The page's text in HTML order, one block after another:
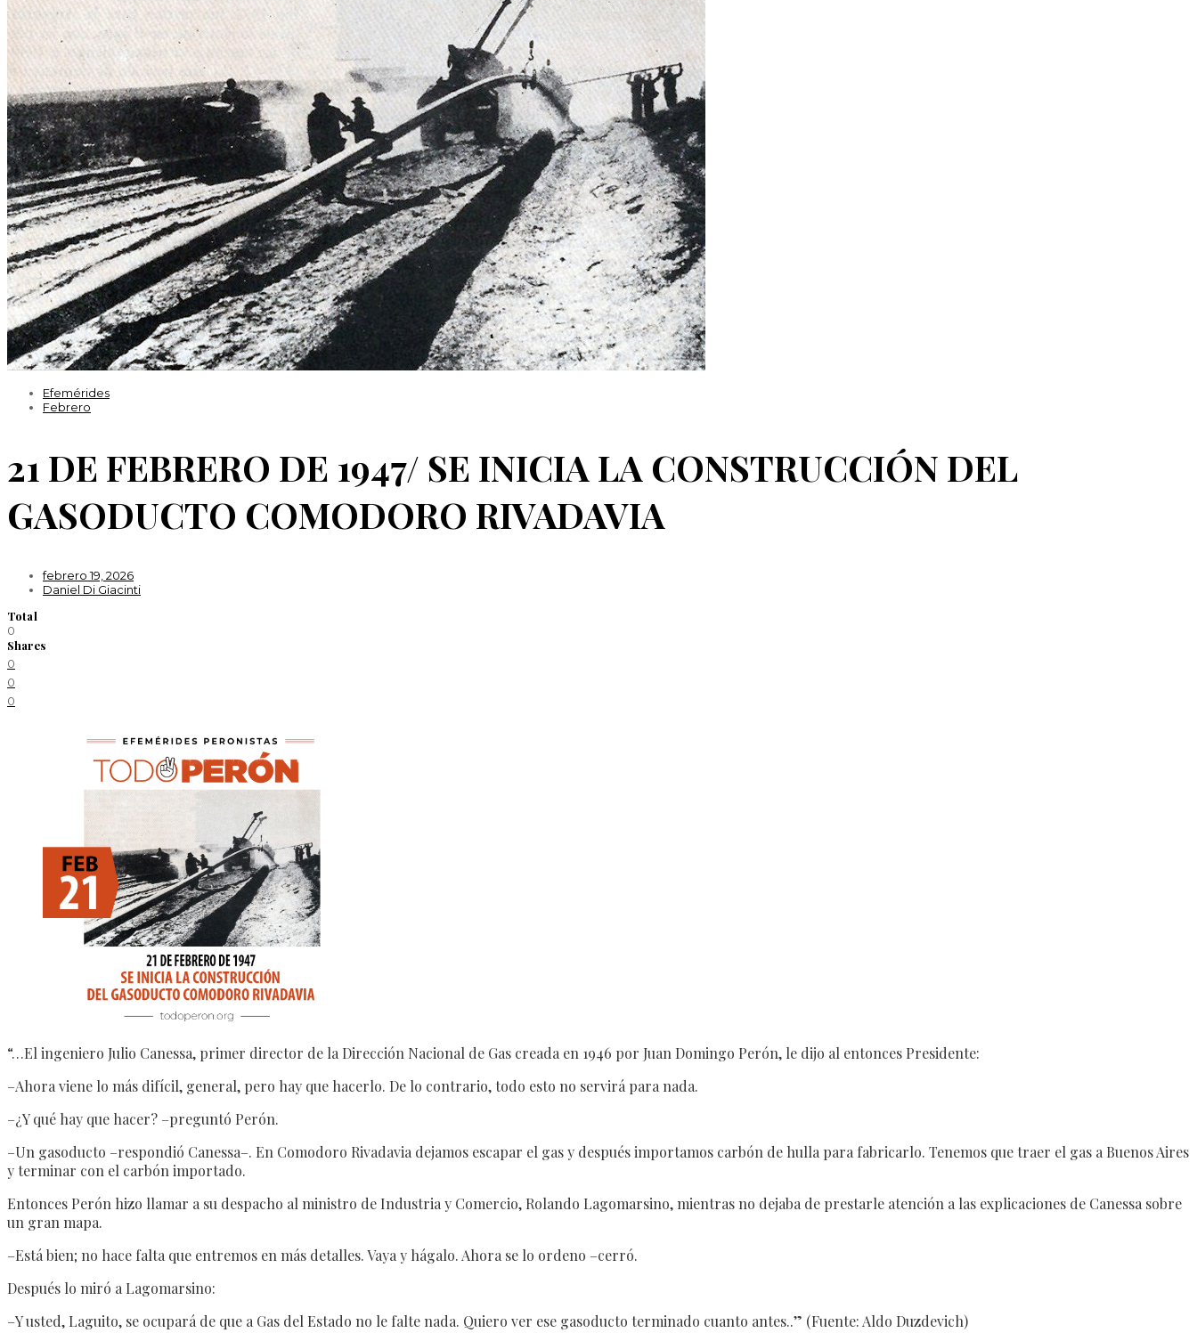
Efemérides
Febrero
21 DE FEBRERO DE 1947/ SE INICIA LA CONSTRUCCIÓN DEL
GASODUCTO COMODORO RIVADAVIA
febrero 19, 2026
Daniel Di Giacinti
Total
0
Shares
0
0
0
“…El ingeniero Julio Canessa, primer director de la Dirección Nacional de Gas creada en 1946 por Juan Domingo Perón, le dijo al entonces Presidente:
–Ahora viene lo más difícil, general, pero hay que hacerlo. De lo contrario, todo esto no servirá para nada.
–¿Y qué hay que hacer? –preguntó Perón.
–Un gasoducto –respondió Canessa–. En Comodoro Rivadavia dejamos escapar el gas y después importamos carbón de hulla para fabricarlo. Tenemos que traer el gas a Buenos Aires
y terminar con el carbón importado.
Entonces Perón hizo llamar a su despacho al ministro de Industria y Comercio, Rolando Lagomarsino, mientras no dejaba de prestarle atención a las explicaciones de Canessa sobre
un gran mapa.
–Está bien; no hace falta que entremos en más detalles. Vaya y hágalo. Ahora se lo ordeno –cerró.
Después lo miró a Lagomarsino:
–Y usted, Laguito, se ocupará de que a Gas del Estado no le falte nada. Quiero ver ese gasoducto terminado cuanto antes..” (Fuente: Aldo Duzdevich)